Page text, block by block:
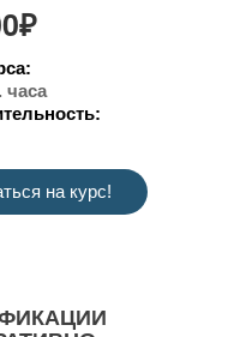
часа
на курс!